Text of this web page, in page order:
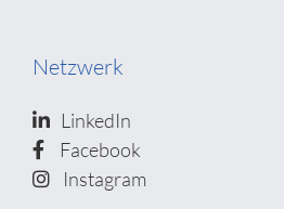
Netzwerk
LinkedIn
Facebook
Instagram